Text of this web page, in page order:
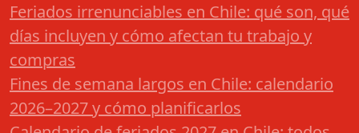
Feriados irrenunciables en Chile: qué son, qué
días incluyen y cómo afectan tu trabajo y
compras
Fines de semana largos en Chile: calendario
2026–2027 y cómo planificarlos